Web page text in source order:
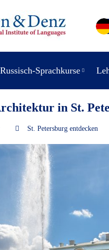
Russisch-Sprachkurse
in St.
St. Petersburg entdecken